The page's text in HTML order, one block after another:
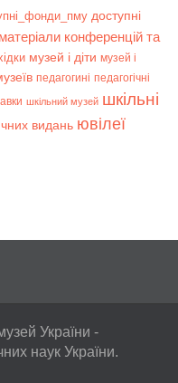
доступні
матеріали конференцій та
музей і діти музей і
педагогині педагогічні
шкільний музей шкільні
видань ювілеї
України -
наук України.